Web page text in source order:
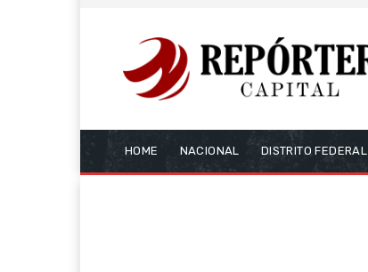
HOME NACIONAL DISTRITO FEDERAL